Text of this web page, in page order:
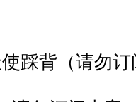
同伙
匹马
预告
踩背（请勿